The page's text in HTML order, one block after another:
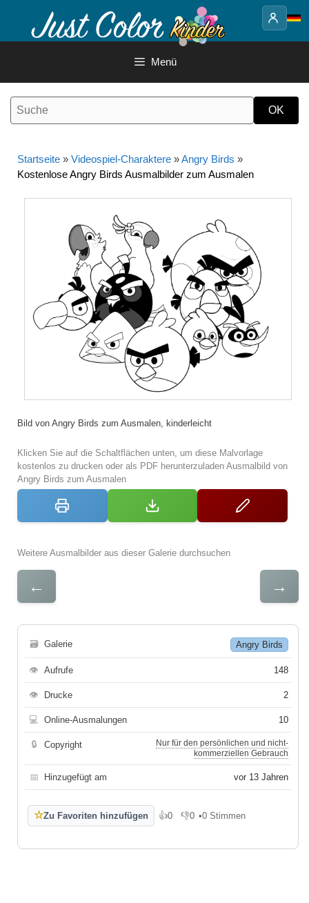
Inhalt
Menü
Startseite » Videospiel-Charaktere »Angry Birds »
Kostenlose Angry Birds Ausmalbilder zum Ausmalen
Bild von Angry Birds zum Ausmalen, kinderleicht
Klicken Sie auf die Schaltflächen unten, um diese Malvorlage
kostenlos zu drucken oder als PDF herunterzuladen Ausmalbild von
Angry Birds zum Ausmalen
Weitere Ausmalbilder aus dieser Galerie durchsuchen
← →
🗃 Galerie Angry Birds
👁 Aufrufe 148
👁 Drucke 2
💻 Online-Ausmalungen 10
🔒 Copyright
Nur für den persönlichen und nicht-
kommerziellen Gebrauch
📅 Hinzugefügt am vor 13 Jahren
☆Zu Favoriten hinzufügen 👍0
Gefällt mir
👎0
Gefällt mir nicht
•0 Stimmen